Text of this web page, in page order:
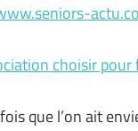
choisir
que l’on ait